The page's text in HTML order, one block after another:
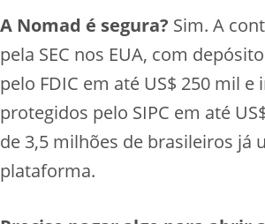
A Nomad é segura? Sim. A
pela SEC nos EUA, com
pelo FDIC em até US$ 250 mil
protegidos pelo SIPC em até
de 3,5 milhões de brasileiros já
plataforma.